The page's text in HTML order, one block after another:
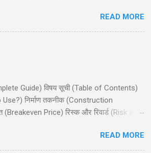
रणनीति है जो मध्यम बुलिश (bullish) मार्केट
READ MORE
Guide) विषय सूची (Table of Contents)
निर्माण तकनीक (Construction
Price) रिस्क और रिवार्ड (Risk and
के दृष्टिकोण वाले ट्रेडर्स के लिए उपयुक्त है,
असीमित लाभ (unlimited profit potential) की
READ MORE